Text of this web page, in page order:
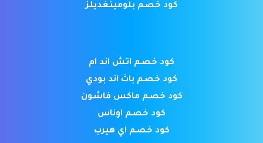
كود خصم بلومينغديلز
كود خصم اتش اند ام
كود خصم باث اند بودي
كود خصم ماكس فاشون
كود خصم اوناس
كود خصم اي هيرب